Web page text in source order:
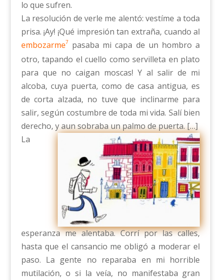
lo que sufren.
La resolución de verle me alentó: vestíme a toda
prisa. ¡Ay! ¡Qué impresión tan extraña, cuando al
embozarme7
pasaba mi capa de un hombro a
otro, tapando el cuello como servilleta en plato
para que no caigan moscas! Y al salir de mi
alcoba, cuya puerta, como de casa antigua, es
de corta alzada, no tuve que inclinarme para
salir, según costumbre de toda mi vida. Salí bien
derecho, y aun sobraba un palmo de puerta. […]
La
esperanza me alentaba. Corrí por las calles,
hasta que el cansancio me obligó a moderar el
paso. La gente no reparaba en mi horrible
mutilación, o si la veía, no manifestaba gran